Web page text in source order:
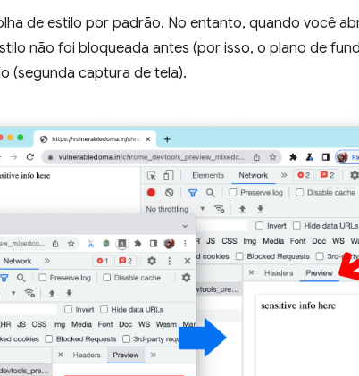
de estilo por padrão. No entanto, quando você
não foi bloqueada antes (por isso, o plano de
(segunda captura de tela).